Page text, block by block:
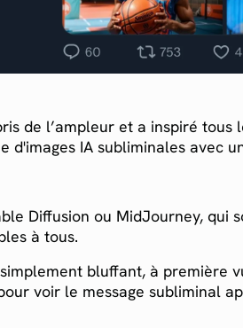
de l’ampleur et a inspiré
d'images IA subliminales avec
Diffusion ou MidJourney, qui
à tous.
bluffant, à première
voir le message subliminal